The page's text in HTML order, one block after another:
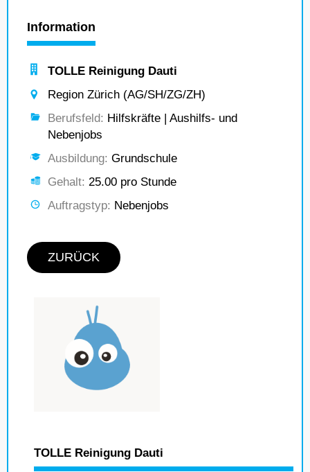
Information
TOLLE Reinigung Dauti
Region Zürich (AG/SH/ZG/ZH)
Berufsfeld: Hilfskräfte | Aushilfs- und
Nebenjobs
Ausbildung: Grundschule
Gehalt: 25.00 pro Stunde
Auftragstyp: Nebenjobs
ZURÜCK
TOLLE Reinigung Dauti